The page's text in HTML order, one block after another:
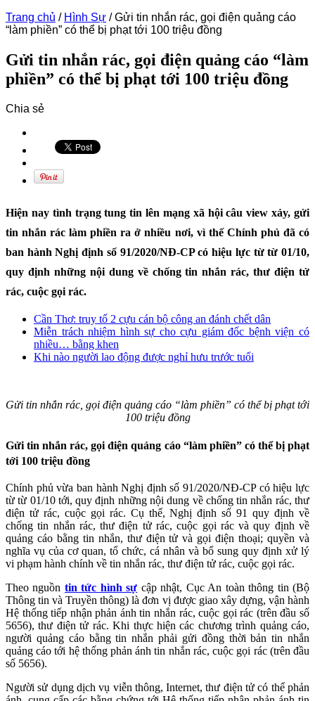
Trang chủ / Hình Sự / Gửi tin nhắn rác, gọi điện quảng cáo
“làm phiền” có thể bị phạt tới 100 triệu đồng
Gửi tin nhắn rác, gọi điện quảng cáo “làm
phiền” có thể bị phạt tới 100 triệu đồng
Chia sẻ
Hiện nay tình trạng tung tin lên mạng xã hội câu view xảy, gửi
tin nhắn rác làm phiền ra ở nhiều nơi, vì thế Chính phủ đã có
ban hành Nghị định số 91/2020/NĐ-CP có hiệu lực từ từ 01/10,
quy định những nội dung về chống tin nhắn rác, thư điện tử
rác, cuộc gọi rác.
Cần Thơ: truy tố 2 cựu cán bộ công an đánh chết dân
Miễn trách nhiệm hình sự cho cựu giám đốc bệnh viện có
nhiều… bằng khen
Khi nào người lao động được nghỉ hưu trước tuổi
Gửi tin nhắn rác, gọi điện quảng cáo “làm phiền” có thể bị phạt tới
100 triệu đồng
Gửi tin nhắn rác, gọi điện quảng cáo “làm phiền” có thể bị phạt
tới 100 triệu đồng
Chính phủ vừa ban hành Nghị định số 91/2020/NĐ-CP có hiệu lực
từ từ 01/10 tới, quy định những nội dung về chống tin nhắn rác, thư
điện tử rác, cuộc gọi rác. Cụ thể, Nghị định số 91 quy định về
chống tin nhắn rác, thư điện tử rác, cuộc gọi rác và quy định về
quảng cáo bằng tin nhắn, thư điện tử và gọi điện thoại; quyền và
nghĩa vụ của cơ quan, tổ chức, cá nhân và bổ sung quy định xử lý
vi phạm hành chính về tin nhắn rác, thư điện tử rác, cuộc gọi rác.
Theo nguồn tin tức hình sự cập nhật, Cục An toàn thông tin (Bộ
Thông tin và Truyền thông) là đơn vị được giao xây dựng, vận hành
Hệ thống tiếp nhận phản ánh tin nhắn rác, cuộc gọi rác (trên đầu số
5656), thư điện tử rác. Khi thực hiện các chương trình quảng cáo,
người quảng cáo bằng tin nhắn phải gửi đồng thời bản tin nhắn
quảng cáo tới hệ thống phản ánh tin nhắn rác, cuộc gọi rác (trên đầu
số 5656).
Người sử dụng dịch vụ viễn thông, Internet, thư điện tử có thể phản